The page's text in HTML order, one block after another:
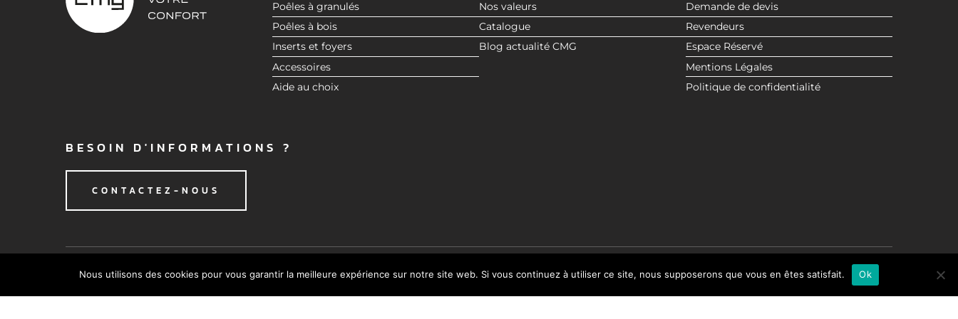
t
Poêles à granulés
Poêles à bois
Inserts et foyers
Accessoires
Aide au choix
Nos valeurs
Catalogue
Blog actualité CMG
Demande de devis
Revendeurs
Espace Réservé
Mentions Légales
Politique de confidentialité
BESOIN D'INFORMATIONS ?
CONTACTEZ-NOUS
Nous utilisons des cookies pour vous garantir la meilleure expérience sur notre site web. Si vous continuez à utiliser ce site, nous supposerons que vous en êtes satisfait. Ok